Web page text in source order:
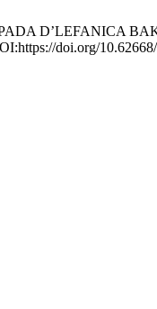
D’LEFANICA
doi.org/